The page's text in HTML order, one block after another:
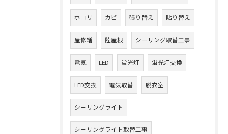
ホコリ カビ 張り替え 貼り替え
屋修繕 陸屋根 シーリング取替工事
電気 LED 蛍光灯 蛍光灯交換
LED交換 電気取替 脱衣室
シーリングライト
シーリングライト取替工事